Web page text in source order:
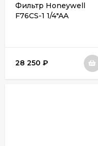
Фильтр Honeywell
F76CS-1 1/4"AA
28 250 ₽